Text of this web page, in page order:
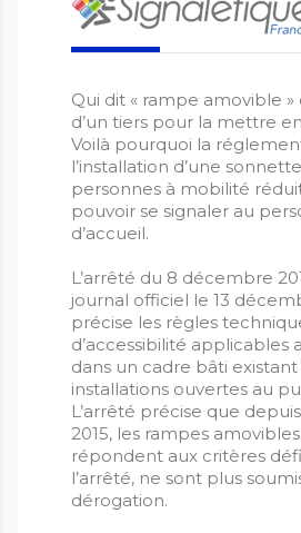
Qui dit « rampe amovible
d’un tiers pour la mettre
Voilà pourquoi la
l’installation d’une
personnes à mobilité
pouvoir se signaler au
d’accueil.
L’arrêté du 8 décembre
journal officiel le 13
précise les règles
d’accessibilité applicables
dans un cadre bâti
installations ouvertes au
L’arrêté précise que
2015, les rampes
répondent aux critères
l’arrêté, ne sont plus
dérogation.